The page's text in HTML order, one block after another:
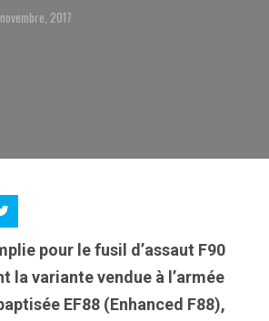
2017
pour le fusil d’assaut F90
la variante vendue à l’armée
EF88 (Enhanced F88),